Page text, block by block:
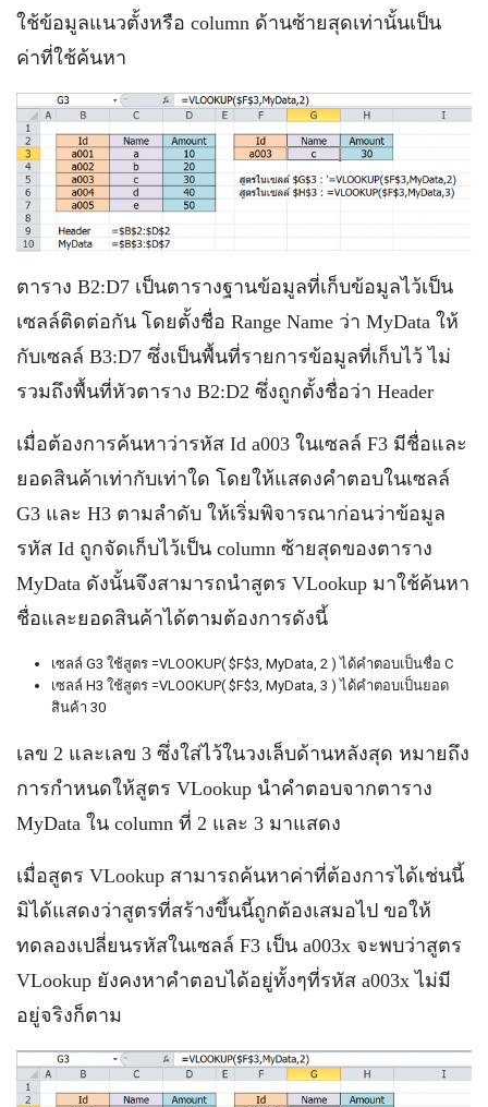
ใช้ข้อมูลแนวตั้งหรือ column ด้านซ้ายสุดเท่านั้นเป็น
ค่าที่ใช้ค้นหา
ตาราง B2:D7 เป็นตารางฐานข้อมูลที่เก็บข้อมูลไว้เป็น
เซลล์ติดต่อกัน โดยตั้งชื่อ Range Name ว่า MyData ให้
กับเซลล์ B3:D7 ซึ่งเป็นพื้นที่รายการข้อมูลที่เก็บไว้ ไม่
รวมถึงพื้นที่หัวตาราง B2:D2 ซึ่งถูกตั้งชื่อว่า Header
เมื่อต้องการค้นหาว่ารหัส Id a003 ในเซลล์ F3 มีชื่อและ
ยอดสินค้าเท่ากับเท่าใด โดยให้แสดงคำตอบในเซลล์
G3 และ H3 ตามลำดับ ให้เริ่มพิจารณาก่อนว่าข้อมูล
รหัส Id ถูกจัดเก็บไว้เป็น column ซ้ายสุดของตาราง
MyData ดังนั้นจึงสามารถนำสูตร VLookup มาใช้ค้นหา
ชื่อและยอดสินค้าได้ตามต้องการดังนี้
เซลล์ G3 ใช้สูตร =VLOOKUP( $F$3, MyData, 2 ) ได้คำตอบเป็นชื่อ C
เซลล์ H3 ใช้สูตร =VLOOKUP( $F$3, MyData, 3 ) ได้คำตอบเป็นยอด
สินค้า 30
เลข 2 และเลข 3 ซึ่งใส่ไว้ในวงเล็บด้านหลังสุด หมายถึง
การกำหนดให้สูตร VLookup นำคำตอบจากตาราง
MyData ใน column ที่ 2 และ 3 มาแสดง
เมื่อสูตร VLookup สามารถค้นหาค่าที่ต้องการได้เช่นนี้
มิได้แสดงว่าสูตรที่สร้างขึ้นนี้ถูกต้องเสมอไป ขอให้
ทดลองเปลี่ยนรหัสในเซลล์ F3 เป็น a003x จะพบว่าสูตร
VLookup ยังคงหาคำตอบได้อยู่ทั้งๆที่รหัส a003x ไม่มี
อยู่จริงก็ตาม